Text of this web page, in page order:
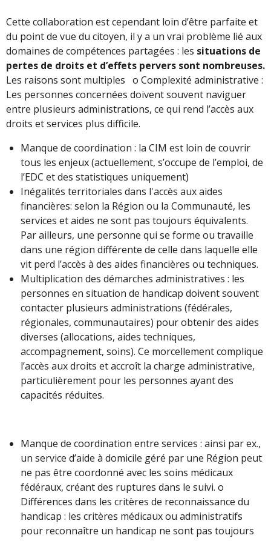
Cette collaboration est cependant loin d’être parfaite et
du point de vue du citoyen, il y a un vrai problème lié aux
domaines de compétences partagées : les situations de
pertes de droits et d’effets pervers sont nombreuses.
Les raisons sont multiples o Complexité administrative :
Les personnes concernées doivent souvent naviguer
entre plusieurs administrations, ce qui rend l’accès aux
droits et services plus difficile.
Manque de coordination : la CIM est loin de couvrir
tous les enjeux (actuellement, s’occupe de l’emploi, de
l’EDC et des statistiques uniquement)
Inégalités territoriales dans l'accès aux aides
financières: selon la Région ou la Communauté, les
services et aides ne sont pas toujours équivalents.
Par ailleurs, une personne qui se forme ou travaille
dans une région différente de celle dans laquelle elle
vit perd l’accès à des aides financières ou techniques.
Multiplication des démarches administratives : les
personnes en situation de handicap doivent souvent
contacter plusieurs administrations (fédérales,
régionales, communautaires) pour obtenir des aides
diverses (allocations, aides techniques,
accompagnement, soins). Ce morcellement complique
l’accès aux droits et accroît la charge administrative,
particulièrement pour les personnes ayant des
capacités réduites.
Manque de coordination entre services : ainsi par ex.,
un service d’aide à domicile géré par une Région peut
ne pas être coordonné avec les soins médicaux
fédéraux, créant des ruptures dans le suivi. o
Différences dans les critères de reconnaissance du
handicap : les critères médicaux ou administratifs
pour reconnaître un handicap ne sont pas toujours